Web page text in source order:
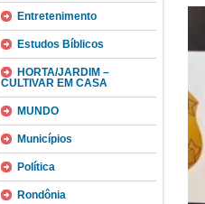
Entretenimento
Estudos Bíblicos
HORTA/JARDIM –
CULTIVAR EM CASA
MUNDO
Municípios
Política
Rondônia